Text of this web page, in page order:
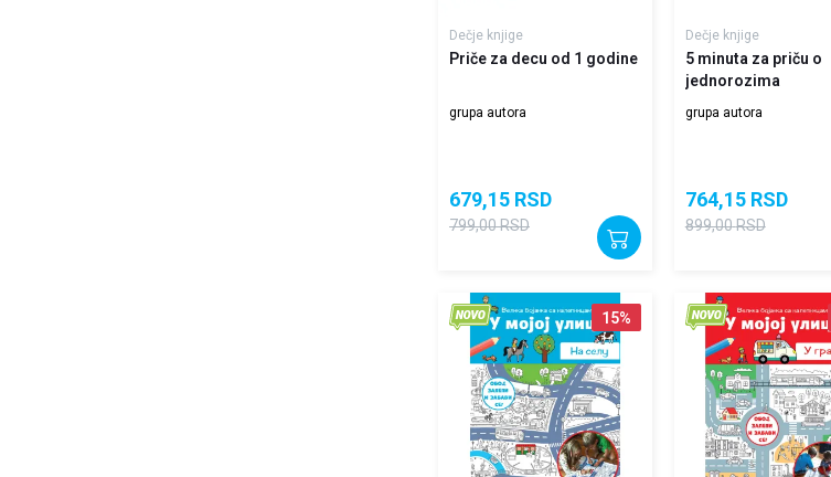
Dečje knjige
Priče za decu od 1 godine
grupa autora
679,15 RSD
799,00RSD
Dečje knjige
5 minuta za priču o
jednorozima
grupa autora
764,15 RSD
899,00RSD
15%